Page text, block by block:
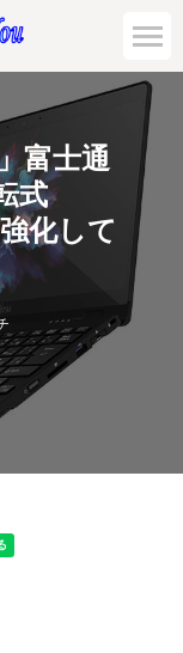
富士通
式
化して